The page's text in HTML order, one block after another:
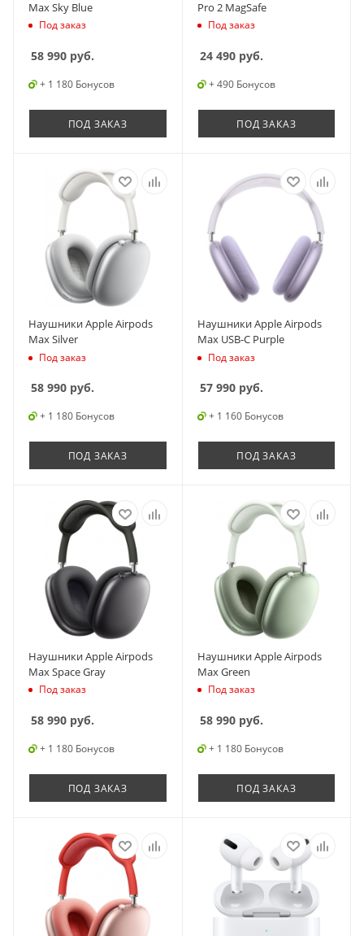
Max Sky Blue
Под заказ
58 990 руб.
+ 1 180 Бонусов
ПОД ЗАКАЗ
Pro 2 MagSafe
Под заказ
24 490руб.
+ 490 Бонусов
ПОД ЗАКАЗ
Наушники Apple Airpods
Max Silver
Под заказ
58 990 руб.
+ 1 180 Бонусов
ПОД ЗАКАЗ
Наушники Apple Airpods
Max USB-C Purple
Под заказ
57 990руб.
+ 1 160 Бонусов
ПОД ЗАКАЗ
Наушники Apple Airpods
Max Space Gray
Под заказ
58 990 руб.
+ 1 180 Бонусов
ПОД ЗАКАЗ
Наушники Apple Airpods
Max Green
Под заказ
58 990руб.
+ 1 180 Бонусов
ПОД ЗАКАЗ